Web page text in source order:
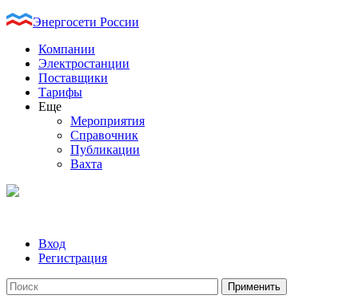
Энергосети России
Компании
Электростанции
Поставщики
Тарифы
Еще
Мероприятия
Справочник
Публикации
Вахта
Вход
Регистрация